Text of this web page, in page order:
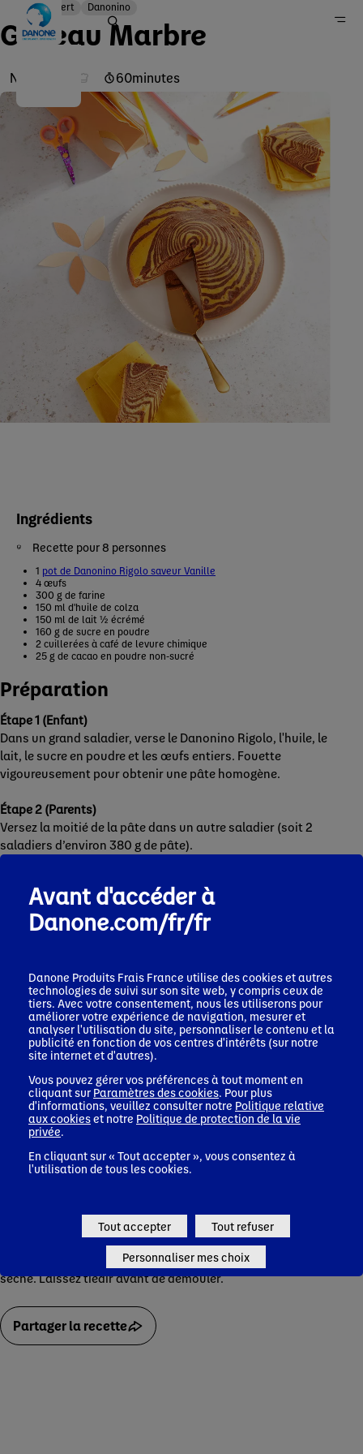
Danone en France
Recettes
Dessert Danonino
Gateau Marbre
Niveau 60minutes
Ingrédients
Recette pour 8 personnes
1 pot de Danonino Rigolo saveur Vanille
4 œufs
300 g de farine
150 ml d'huile de colza
150 ml de lait ½ écrémé
160 g de sucre en poudre
2 cuillerées à café de levure chimique
25 g de cacao en poudre non-sucré
Préparation
Étape 1 (Enfant)
Dans un grand saladier, verse le Danonino Rigolo, l'huile, le
lait, le sucre en poudre et les œufs entiers. Fouette
vigoureusement pour obtenir une pâte homogène.
Étape 2 (Parents)
Versez la moitié de la pâte dans un autre saladier (soit 2
saladiers d’environ 380 g de pâte).
Dans le premier saladier, ajoute 160 g de farine, 1 cuillerée
rase de levure et mélange avec un fouet. Dans le second
saladier, ajoute 140 g de farine, 1 cuillerée rase de levure et
un autre fouet, la pâte chocolatée doit être très lisse.
Étape 4 (Parents)
Préchauffez le four à 160°C (Thermostat 5-6).
Étape 5 (Enfant)
Beurre et farine un moule à manqué.
Étape 6 (Enfant)
En partant du centre du moule, dépose en alternance 3-4
cuillerées à soupe de mélange nature, puis, par-dessus et
bien au centre, 3-4 cuillères à soupe de mélange chocolaté.
Faites cuire à four chaud pendant 45 minutes. Vérifiez la
cuisson avec la pointe d’un couteau, elle doit ressortir
sèche. Laissez tiédir avant de démouler.
Partager la recette
Avant d'accéder à
Danone.com/fr/fr
Danone Produits Frais France utilise des cookies et autres
technologies de suivi sur son site web, y compris ceux de
tiers. Avec votre consentement, nous les utiliserons pour
améliorer votre expérience de navigation, mesurer et
analyser l'utilisation du site, personnaliser le contenu et la
publicité en fonction de vos centres d'intérêts (sur notre
site internet et d'autres).
Vous pouvez gérer vos préférences à tout moment en
cliquant sur Paramètres des cookies . Pour plus
d'informations, veuillez consulter notre Politique relative
aux cookieset notre Politique de protection de la vie
privée
En cliquant sur « Tout accepter », vous consentez à
l'utilisation de tous les cookies.
Tout accepter Tout refuser
Personnaliser mes choix